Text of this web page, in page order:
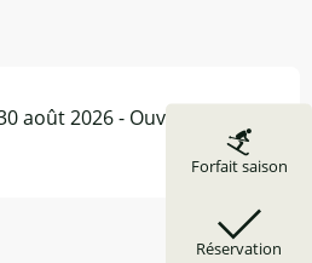
Forfait saison
Réservation
août 2026 - Ouvert tous